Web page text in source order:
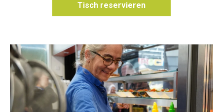
Tisch reservieren